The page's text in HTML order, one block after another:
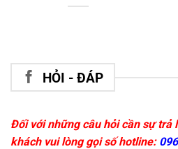
HỎI - ĐÁP
Đối với những câu hỏi cần sự trả
khách vui lòng gọi số hotline: